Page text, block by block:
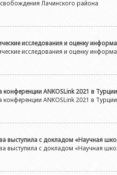
БГУ
протокола
творческий центр
оздоровительный
газета
Факультет
Факультет
Факультет
Азербайджанской
Азербайджанской
Юридическое
образования
Юридическое
Юридическое
Лачинского района
исследования и оценку
исследования и оценку
конференции ANKOSLink 2021 в Турции
конференции ANKOSLink 2021 в Турции
выступила с докладом «Научная
выступила с докладом «Научная